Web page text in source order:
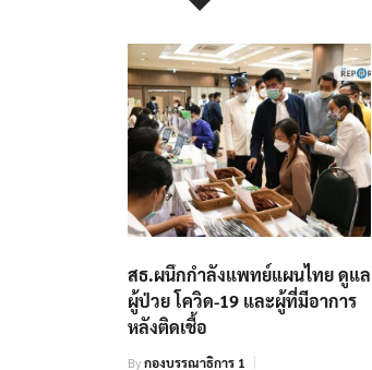
สธ.ผนึกกำลังแพทย์แผนไทย ดูแล
ผู้ป่วย โควิด-19 และผู้ที่มีอาการ
หลังติดเชื้อ
Byกองบรรณาธิการ 1